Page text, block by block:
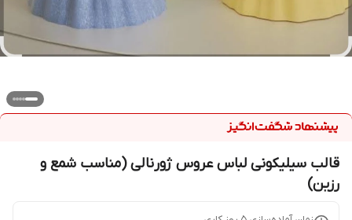
قالب سیلیکونی لباس عروس ژورنالی (مناسب شمع و
رزین)